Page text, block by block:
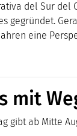
del Sur del
gegründet.
eine
mit
gibt ab Mitte